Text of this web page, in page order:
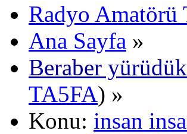
Radyo
Ana Sayfa »
Beraber
TA5FA) »
Konu: insan